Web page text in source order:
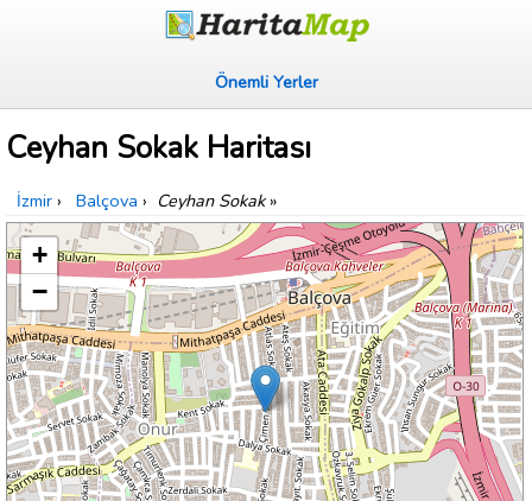
Önemli Yerler
Ceyhan Sokak Haritası
İzmir › Balçova › Ceyhan Sokak»
+
−